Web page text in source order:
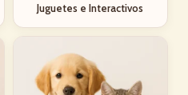
Juguetes e Interactivos